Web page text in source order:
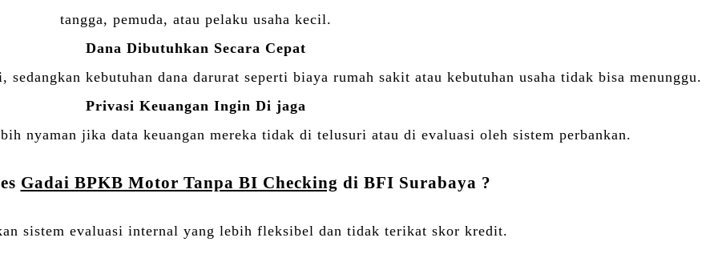
tangga, pemuda, atau pelaku usaha kecil.
Dana Dibutuhkan Secara Cepat
kebutuhan dana darurat seperti biaya rumah sakit atau kebutuhan usaha tidak bisa menunggu.
Privasi Keuangan Ingin Di jaga
nyaman jika data keuangan mereka tidak di telusuri atau di evaluasi oleh sistem perbankan.
Gadai BPKB Motor Tanpa BI Checking di BFI Surabaya ?
sistem evaluasi internal yang lebih fleksibel dan tidak terikat skor kredit.